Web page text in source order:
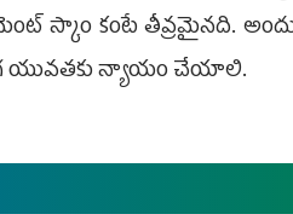
స్కాం కంటే తీవ్రమైనది.
యువతకు న్యాయం చేయాలి.